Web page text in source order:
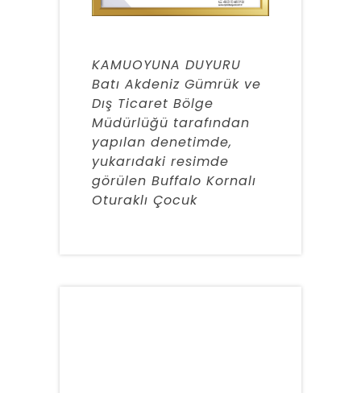
KAMUOYUNA DUYURU
Batı Akdeniz Gümrük ve
Dış Ticaret Bölge
Müdürlüğü tarafından
yapılan denetimde,
yukarıdaki resimde
görülen Buffalo Kornalı
Oturaklı Çocuk